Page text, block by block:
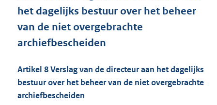
het dagelijks bestuur over het beheer
van de niet overgebrachte
archiefbescheiden
Artikel 8Verslag van de directeur aan het dagelijks
bestuur over het beheer van de niet overgebrachte
archiefbescheiden